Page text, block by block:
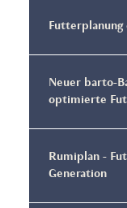
Neuer barto-
optimierte
Rumiplan -
Generation